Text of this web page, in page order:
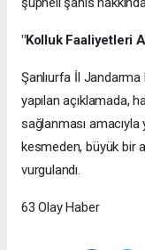
"Kolluk Faaliyetleri
Şanlıurfa İl Jandarma
yapılan açıklamada,
sağlanması
kesmeden, büyük bir
vurgulandı.
63 Olay Haber